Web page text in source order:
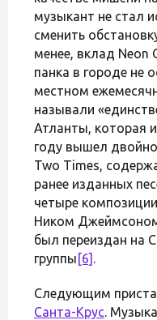
музыкант не стал
сменить
менее, вклад Neon
панка в городе не
местном
называли
Атланты, которая
году вышел
Two Times,
ранее изданных
четыре
Ником
был переиздан на
группы [6] .
Следующим
Санта-Крус.